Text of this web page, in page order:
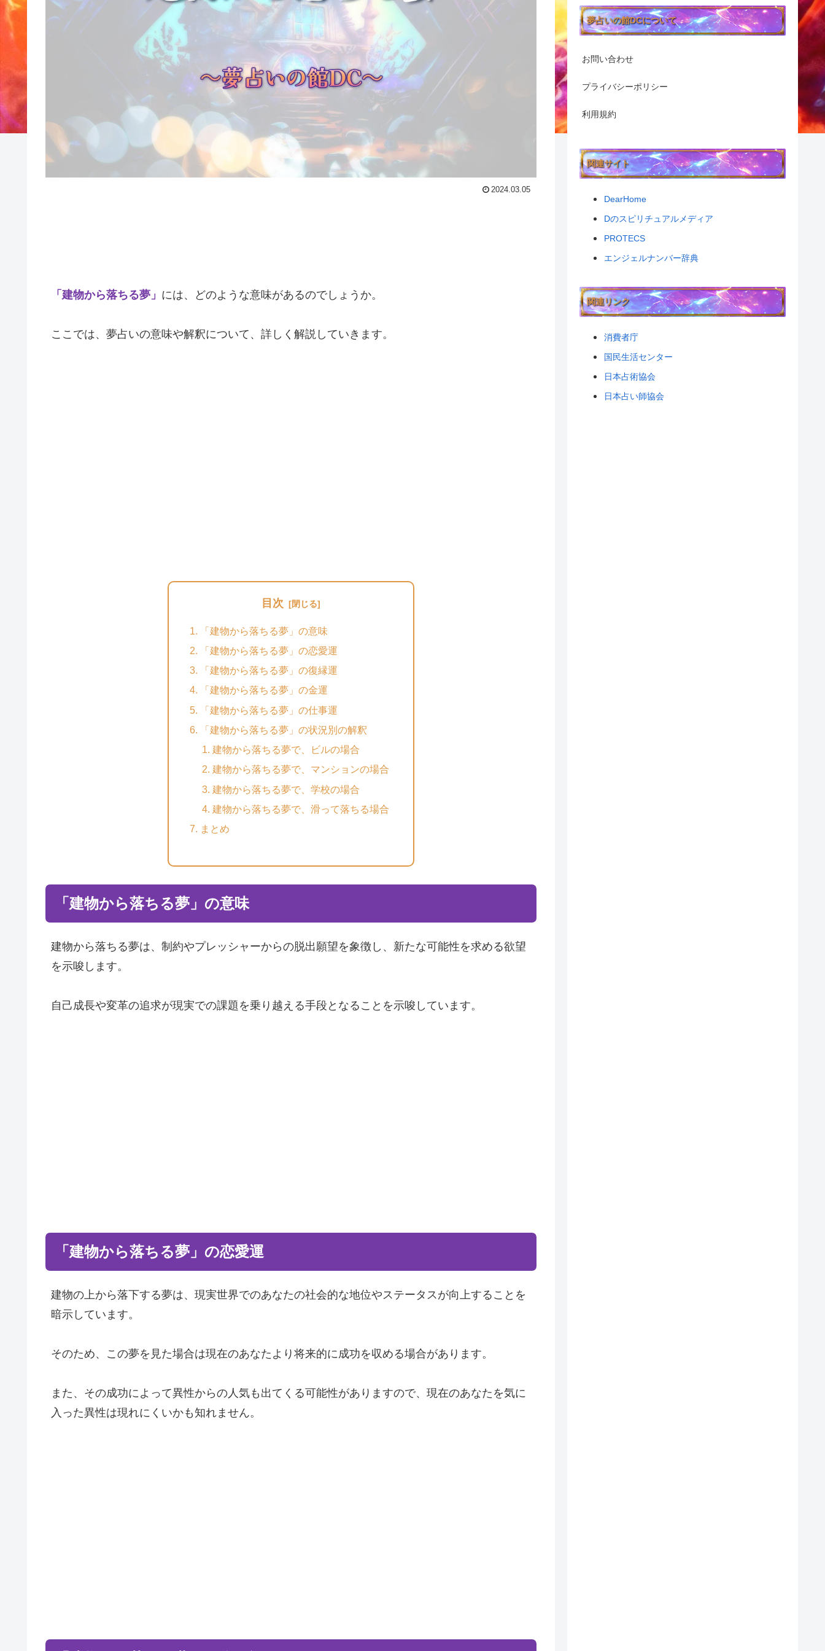
2024.03.05
「建物から落ちる夢」 には、どのような意味があるのでしょうか。
ここでは、夢占いの意味や解釈について、詳しく解説していきます。
目次
「建物から落ちる夢」の意味
「建物から落ちる夢」の恋愛運
「建物から落ちる夢」の復縁運
「建物から落ちる夢」の金運
「建物から落ちる夢」の仕事運
「建物から落ちる夢」の状況別の解釈
建物から落ちる夢で、ビルの場合
建物から落ちる夢で、マンションの場合
建物から落ちる夢で、学校の場合
建物から落ちる夢で、滑って落ちる場合
まとめ
「建物から落ちる夢」の意味
建物から落ちる夢は、制約やプレッシャーからの脱出願望を象徴し、新たな可能性を求める欲望
を示唆します。
自己成長や変革の追求が現実での課題を乗り越える手段となることを示唆しています。
「建物から落ちる夢」の恋愛運
建物の上から落下する夢は、現実世界でのあなたの社会的な地位やステータスが向上することを
暗示しています。
そのため、この夢を見た場合は現在のあなたより将来的に成功を収める場合があります。
また、その成功によって異性からの人気も出てくる可能性がありますので、現在のあなたを気に
入った異性は現れにくいかも知れません。
夢占いの館DCについて
お問い合わせ
プライバシーポリシー
利用規約
関連サイト
DearHome
Dのスピリチュアルメディア
PROTECS
エンジェルナンバー辞典
関連リンク
消費者庁
国民生活センター
日本占術協会
日本占い師協会